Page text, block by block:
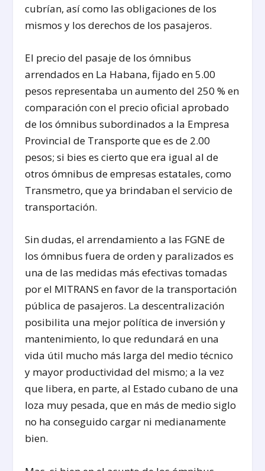
cubrían, así como las obligaciones de los
mismos y los derechos de los pasajeros.
El precio del pasaje de los ómnibus
arrendados en La Habana, fijado en 5.00
pesos representaba un aumento del 250 % en
comparación con el precio oficial aprobado
de los ómnibus subordinados a la Empresa
Provincial de Transporte que es de 2.00
pesos; si bies es cierto que era igual al de
otros ómnibus de empresas estatales, como
Transmetro, que ya brindaban el servicio de
transportación.
Sin dudas, el arrendamiento a las FGNE de
los ómnibus fuera de orden y paralizados es
una de las medidas más efectivas tomadas
por el MITRANS en favor de la transportación
pública de pasajeros. La descentralización
posibilita una mejor política de inversión y
mantenimiento, lo que redundará en una
vida útil mucho más larga del medio técnico
y mayor productividad del mismo; a la vez
que libera, en parte, al Estado cubano de una
loza muy pesada, que en más de medio siglo
no ha conseguido cargar ni medianamente
bien.